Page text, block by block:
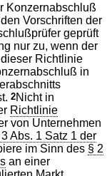
Konzernabschluß
Vorschriften der
geprüft
nur zu, wenn der
Richtlinie
in
2Nicht in
Richtlinie
von Unternehmen
3 Abs. 1 Satz 1 der
im Sinn des § 2
an einer